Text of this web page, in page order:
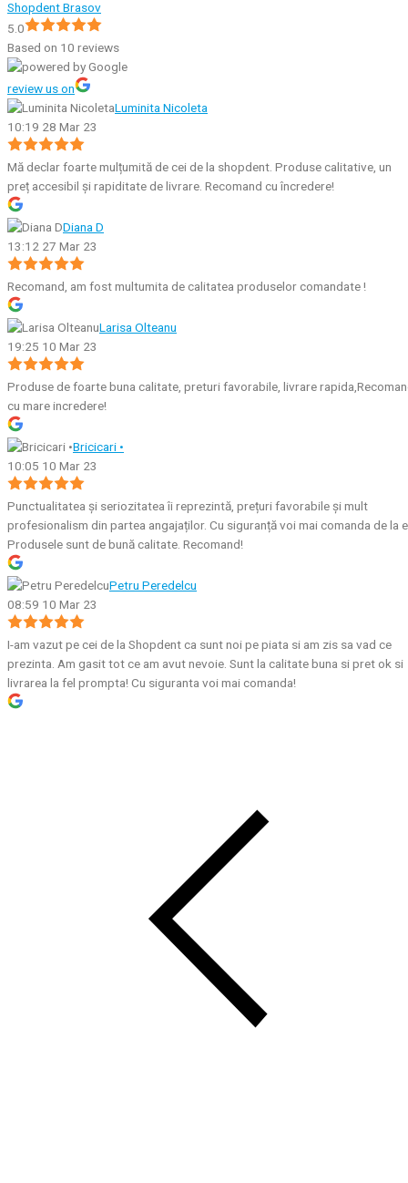
Shopdent Brasov
5.0
Based on 10 reviews
review us on
Luminita Nicoleta
10:19 28 Mar 23
Mă declar foarte mulțumită de cei de la shopdent. Produse calitative, un
preț accesibil și rapiditate de livrare. Recomand cu încredere!
Diana D
13:12 27 Mar 23
Recomand, am fost multumita de calitatea produselor comandate !
Larisa Olteanu
19:25 10 Mar 23
Produse de foarte buna calitate, preturi favorabile, livrare
cu mare incredere!
Bricicari •
10:05 10 Mar 23
Punctualitatea și seriozitatea îi reprezintă, prețuri favorabile și mult
profesionalism din partea angajaților. Cu siguranță voi mai comanda de la
Produsele sunt de bună calitate. Recomand!
Petru Peredelcu
08:59 10 Mar 23
I-am vazut pe cei de la Shopdent ca sunt noi pe piata si am zis sa vad ce
prezinta. Am gasit tot ce am avut nevoie. Sunt la calitate buna si pret ok si
livrarea la fel prompta! Cu siguranta voi mai comanda!